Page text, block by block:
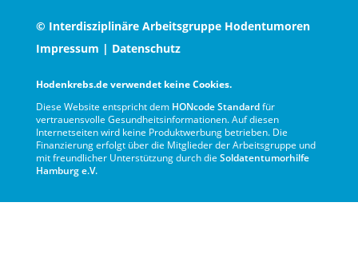
© Interdisziplinäre Arbeitsgruppe Hodentumoren
Impressum | Datenschutz
Hodenkrebs.de verwendet keine Cookies.
Diese Website entspricht dem HONcode Standardfür
vertrauensvolle Gesundheitsinformationen. Auf diesen
Internetseiten wird keine Produktwerbung betrieben. Die
Finanzierung erfolgt über die Mitglieder der Arbeitsgruppe und
mit freundlicher Unterstützung durch die Soldatentumorhilfe
Hamburg e.V.